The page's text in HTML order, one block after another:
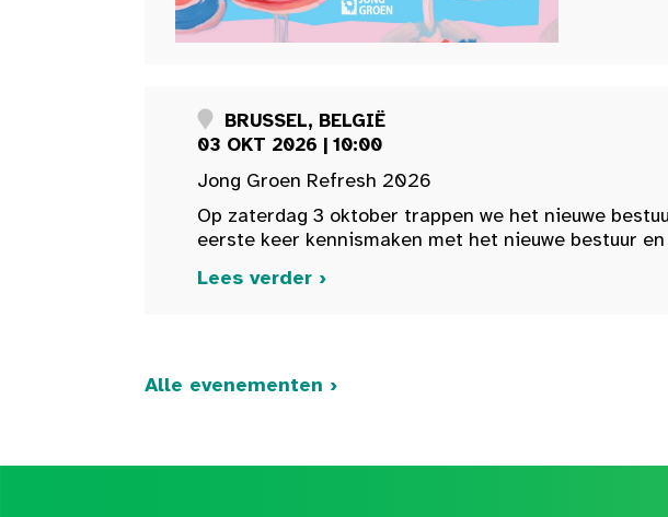
BRUSSEL, BELGIË
03 OKT 2026 | 10:00
Jong Groen Refresh 2026
Op zaterdag 3 oktober trappen we het nieuwe
eerste keer kennismaken met het nieuwe bestuur en
Lees verder ›
Alle evenementen ›